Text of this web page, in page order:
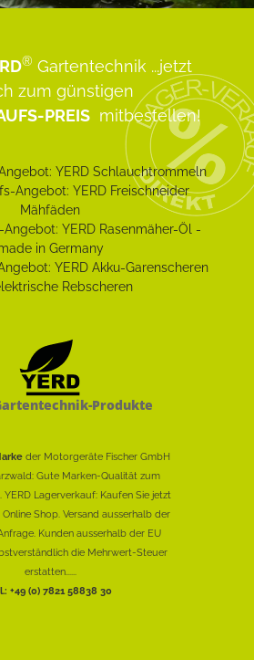
® Gartentechnik ...jetzt
zum günstigen
PREIS mitbestellen!
Produkte
der Motorgeräte Fischer GmbH
Gute Marken-Qualität zum
YERD Lagerverkauf: Kaufen Sie jetzt
Shop. Versand ausserhalb der
Kunden ausserhalb der EU
die Mehrwert-Steuer
erstatten......
+49 (0) 7821 58838 30